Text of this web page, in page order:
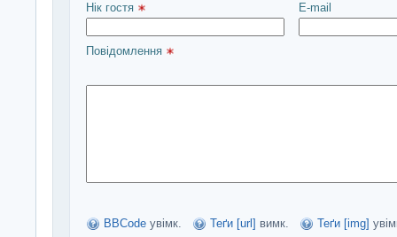
Нік гостя E-mail
Повідомлення
BBCode увімк. Теґи [url] вимк. Теґи [img]